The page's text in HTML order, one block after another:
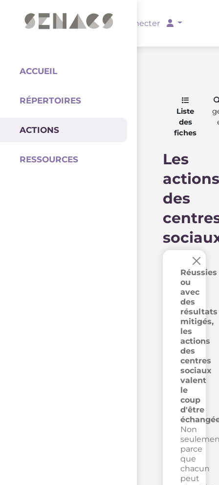
Se connecter
ACCUEIL
RÉPERTOIRES
ACTIONS
RESSOURCES
Liste
des
fiches
Les
actions
des
Réussies
ou
avec
des
résultats
mitigés,
les
actions
des
centres
sociaux
valent
le
coup
d'être
Non
parce
que
chacun
peut
×